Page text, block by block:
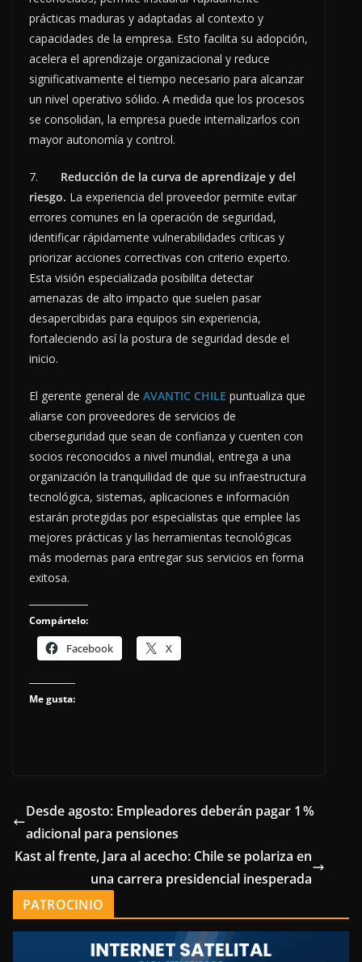
prácticas maduras y adaptadas al contexto y
capacidades de la empresa. Esto facilita su adopción,
acelera el aprendizaje organizacional y reduce
significativamente el tiempo necesario para alcanzar
un nivel operativo sólido. A medida que los procesos
se consolidan, la empresa puede internalizarlos con
mayor autonomía y control.
7. Reducción de la curva de aprendizaje y del
riesgo. La experiencia del proveedor permite evitar
errores comunes en la operación de seguridad,
identificar rápidamente vulnerabilidades críticas y
priorizar acciones correctivas con criterio experto.
Esta visión especializada posibilita detectar
amenazas de alto impacto que suelen pasar
desapercibidas para equipos sin experiencia,
fortaleciendo así la postura de seguridad desde el
inicio.
El gerente general de AVANTIC CHILE puntualiza que
aliarse con proveedores de servicios de
ciberseguridad que sean de confianza y cuenten con
socios reconocidos a nivel mundial, entrega a una
organización la tranquilidad de que su infraestructura
tecnológica, sistemas, aplicaciones e información
estarán protegidas por especialistas que emplee las
mejores prácticas y las herramientas tecnológicas
más modernas para entregar sus servicios en forma
exitosa.
Compártelo:
Facebook X
Me gusta:
Desde agosto: Empleadores deberán pagar 1 %
adicional para pensiones
Kast al frente, Jara al acecho: Chile se polariza en
una carrera presidencial inesperada
PATROCINIO